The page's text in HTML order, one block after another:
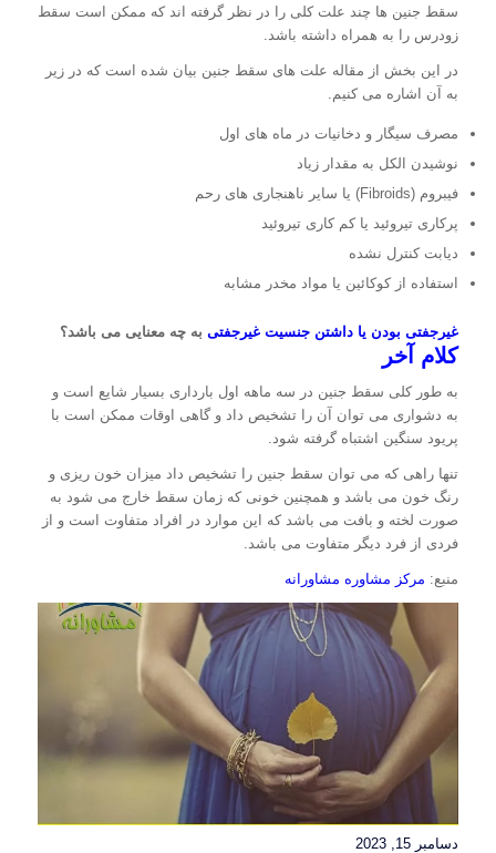
سقط جنین ها چند علت کلی را در نظر گرفته اند که ممکن است سقط
زودرس را به همراه داشته باشد.
در این بخش از مقاله علت های سقط جنین بیان شده است که در زیر
به آن اشاره می کنیم.
مصرف سیگار و دخانیات در ماه های اول
نوشیدن الکل به مقدار زیاد
فیبروم (Fibroids) یا سایر ناهنجاری های رحم
پرکاری تیروئید یا کم کاری تیروئید
دیابت کنترل نشده
استفاده از کوکائین یا مواد مخدر مشابه
غیرجفتی بودن یا داشتن جنسیت غیرجفتیبه چه معنایی می باشد؟
کلام آخر
به طور کلی سقط جنین در سه ماهه اول بارداری بسیار شایع است و
به دشواری می توان آن را تشخیص داد و گاهی اوقات ممکن است با
پریود سنگین اشتباه گرفته شود.
تنها راهی که می توان سقط جنین را تشخیص داد میزان خون ریزی و
رنگ خون می باشد و همچنین خونی که زمان سقط خارج می شود به
صورت لخته و بافت می باشد که این موارد در افراد متفاوت است و از
فردی از فرد دیگر متفاوت می باشد.
منبع: مرکز مشاوره مشاورانه
دسامبر 15, 2023